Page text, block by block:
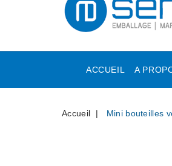
ACCUEIL A
Accueil Mini bouteilles